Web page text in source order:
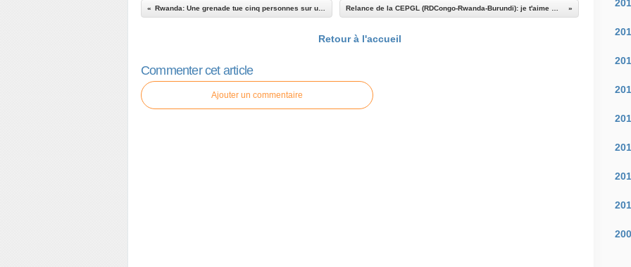
Retour à l'accueil
Commenter cet article
Ajouter un commentaire